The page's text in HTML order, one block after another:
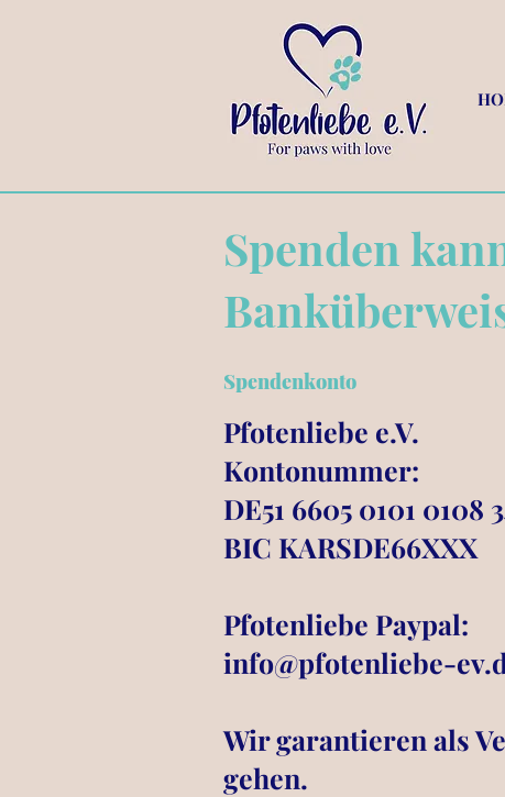
Spenden
Spendenkonto
Pfotenliebe e.V.
Kontonummer:
DE51 6605 0101 0108
BIC KARSDE66XXX
Pfotenliebe Paypal:
info@pfotenliebe-
Wir garantieren als
gehen.